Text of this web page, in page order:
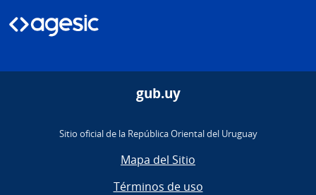
gub.uy
Sitio oficial de la República Oriental del Uruguay
Mapa del Sitio
Términos de uso